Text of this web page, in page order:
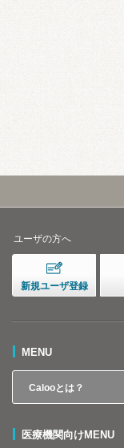
ユーザの方へ
新規ユーザ登録
MENU
Calooとは？
医療機関向けMENU